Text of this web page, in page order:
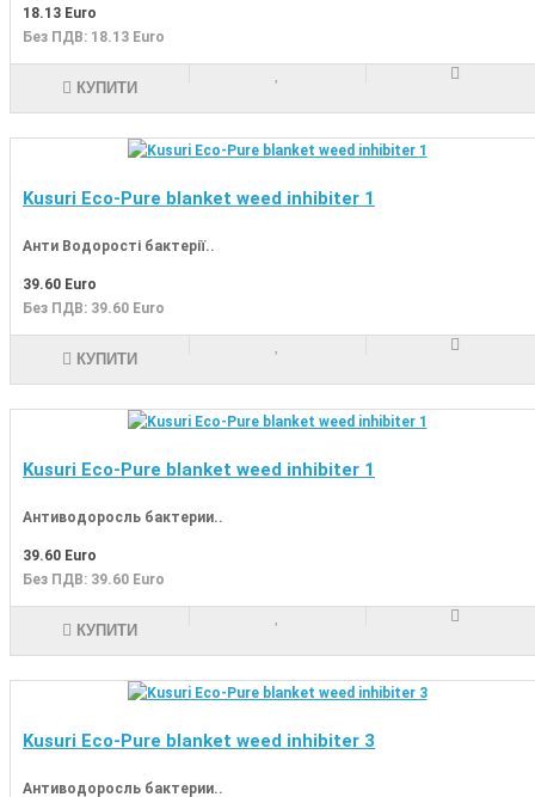
18.13 Euro
Без ПДВ: 18.13 Euro
КУПИТИ
Kusuri Eco-Pure blanket weed inhibiter 1
Анти Водорості бактерії..
39.60 Euro
Без ПДВ: 39.60 Euro
КУПИТИ
Kusuri Eco-Pure blanket weed inhibiter 1
Антиводоросль бактерии..
39.60 Euro
Без ПДВ: 39.60 Euro
КУПИТИ
Kusuri Eco-Pure blanket weed inhibiter 3
Антиводоросль бактерии..